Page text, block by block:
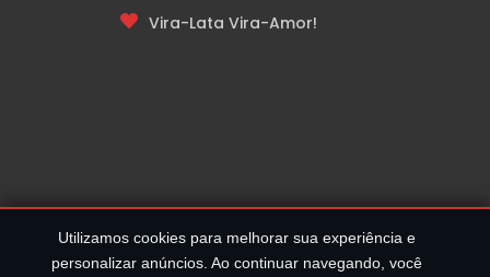
Vira-Lata Vira-Amor!
Utilizamos cookies para melhorar sua experiência e
personalizar anúncios. Ao continuar navegando, você